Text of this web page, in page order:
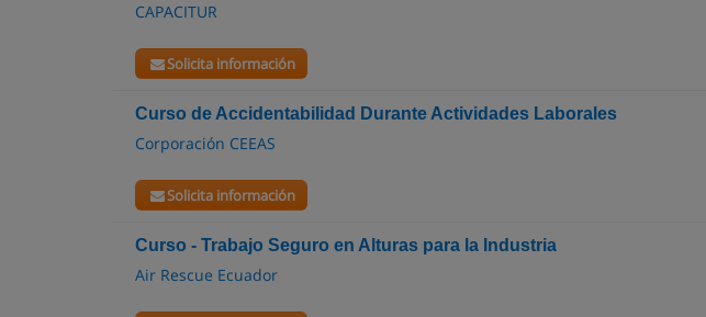
CAPACITUR
Solicita información
Curso de Accidentabilidad Durante Actividades Laborales
Corporación CEEAS
Solicita información
Curso - Trabajo Seguro en Alturas para la Industria
Air Rescue Ecuador